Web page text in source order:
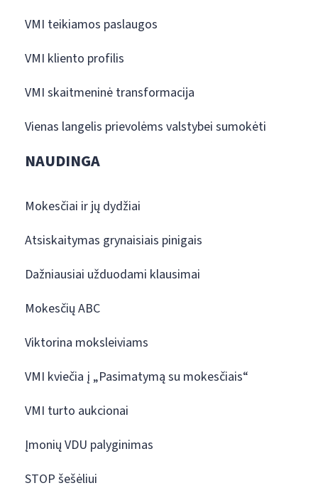
VMI teikiamos paslaugos
VMI kliento profilis
VMI skaitmeninė transformacija
Vienas langelis prievolėms valstybei sumokėti
NAUDINGA
Mokesčiai ir jų dydžiai
Atsiskaitymas grynaisiais pinigais
Dažniausiai užduodami klausimai
Mokesčių ABC
Viktorina moksleiviams
VMI kviečia į „Pasimatymą su mokesčiais“
VMI turto aukcionai
Įmonių VDU palyginimas
STOP šešėliui